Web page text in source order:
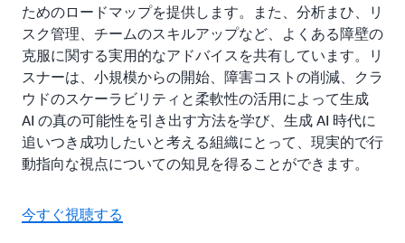
ためのロードマップを提供します。また、分析まひ、リ
スク管理、チームのスキルアップなど、よくある障壁の
克服に関する実用的なアドバイスを共有しています。リ
スナーは、小規模からの開始、障害コストの削減、クラ
ウドのスケーラビリティと柔軟性の活用によって生成
AI の真の可能性を引き出す方法を学び、生成 AI 時代に
追いつき成功したいと考える組織にとって、現実的で行
動指向な視点についての知見を得ることができます。
今すぐ視聴する